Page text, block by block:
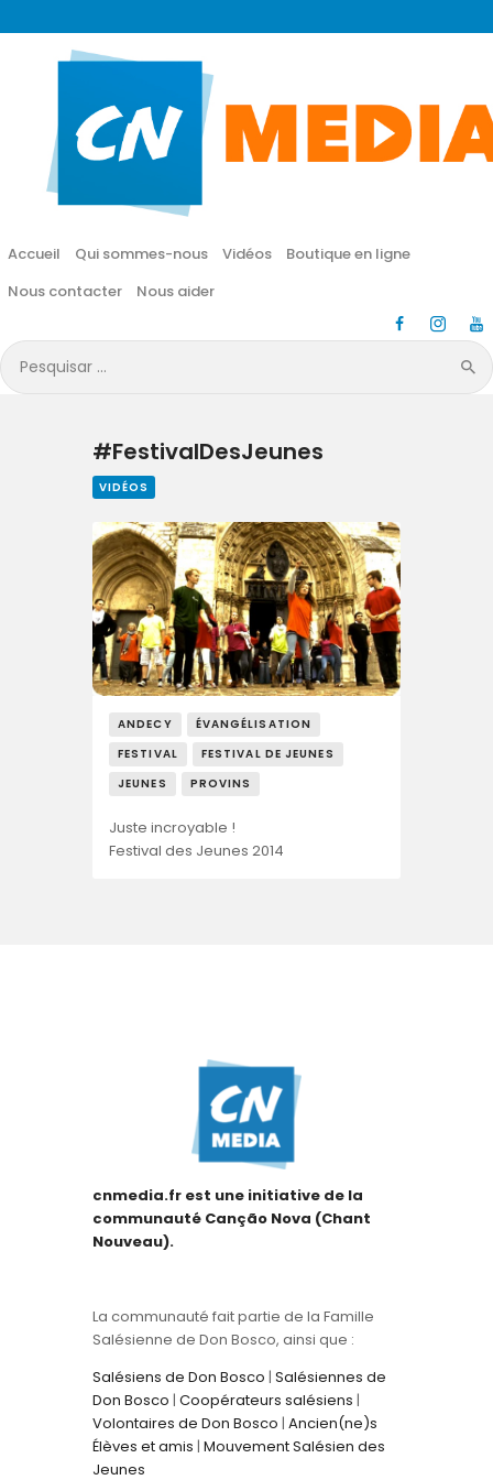
Accueil Qui sommes-nous Vidéos
Boutique en ligne
Nous contacter
Nous aider
Pesquisar
por:
CN MÉDIA
Une vie nouvelle en JESUS !
Accueil
Vidéos
Boutique en ligne
Nous aider
#FestivalDesJeunes
VIDÉOS
ANDECY
ÉVANGÉLISATION
FESTIVAL
FESTIVAL DE JEUNES
JEUNES
PROVINS
Juste incroyable !
Festival des Jeunes 2014
cnmedia.fr est une initiative de la
communauté Canção Nova (Chant
Nouveau).
La communauté fait partie de la Famille
Salésienne de Don Bosco, ainsi que :
Salésiens de Don Bosco | Salésiennes de
Don Bosco | Coopérateurs salésiens |
Volontaires de Don Bosco | Ancien(ne)s
Élèves et amis | Mouvement Salésien des
Jeunes